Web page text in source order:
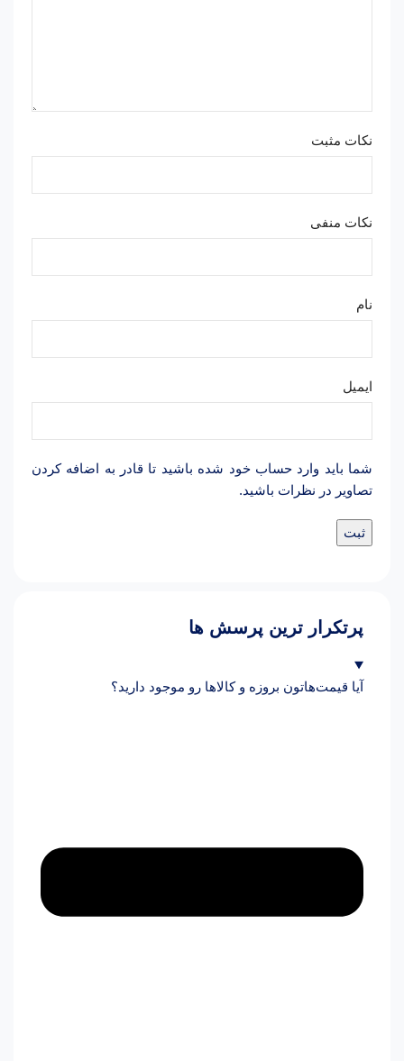
نکات مثبت
نکات منفی
نام
ایمیل
شما باید وارد حساب خود شده باشید تا قادر به اضافه کردن
تصاویر در نظرات باشید.
پرتکرار ترین پرسش ها
آیا قیمت‌هاتون بروزه و کالاها رو موجود دارید؟